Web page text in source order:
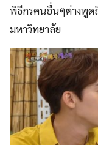
พิธีกรคนอื่นๆต่างพูด
มหาวิทยาลัย